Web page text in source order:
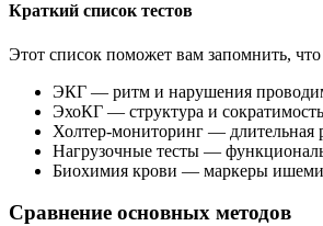
Краткий список тестов
Этот список поможет вам запомнить,
ЭКГ — ритм и нарушения
ЭхоКГ — структура и
Холтер-мониторинг — длительная
Нагрузочные тесты —
Биохимия крови — маркеры
Сравнение основных методов